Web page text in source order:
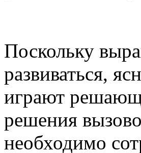
Поскольку
развиваться,
играют
решения
необходимо